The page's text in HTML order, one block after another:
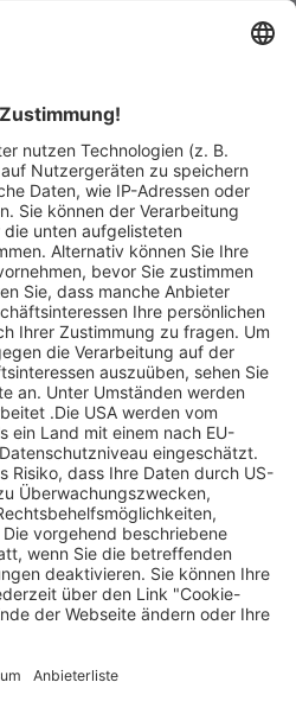
Sind Sie am Ende
der
Höchstbietende,
werden Sie per E-
Mail informiert
und erhalten nach
Zahlungseingang
ein Zertifikat zum
Einlösen des
Angebots.